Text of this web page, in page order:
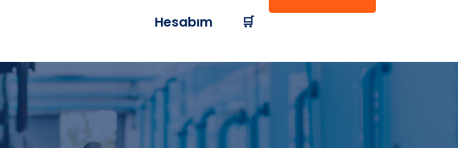
Hesabım 🛒